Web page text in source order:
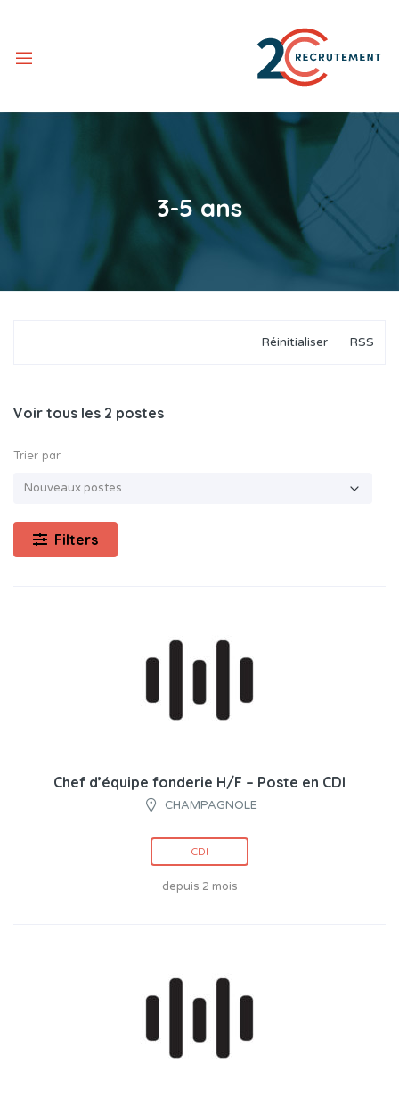
3-5 ans
Réinitialiser RSS
Voir tous les 2 postes
Trier par
Filters
Chef d’équipe fonderie H/F – Poste en CDI
CHAMPAGNOLE
CDI
depuis 2 mois